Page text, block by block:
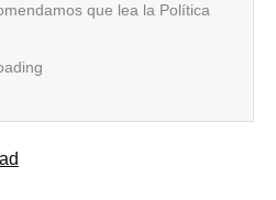
que lea la Política